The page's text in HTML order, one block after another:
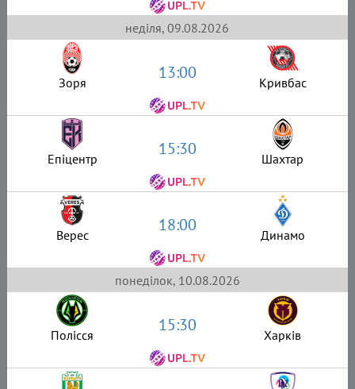
неділя, 09.08.2026
Зоря 13:00 Кривбас
Епіцентр 15:30 Шахтар
Верес 18:00 Динамо
понеділок, 10.08.2026
Полісся 15:30 Харків